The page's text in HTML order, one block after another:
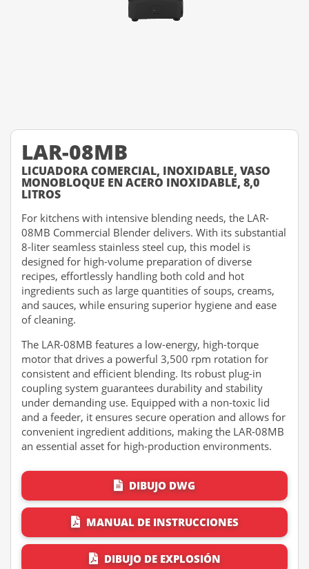
LAR-08MB
LICUADORA COMERCIAL, INOXIDABLE, VASO
MONOBLOQUE EN ACERO INOXIDABLE, 8,0
LITROS
For kitchens with intensive blending needs, the LAR-
08MB Commercial Blender delivers. With its substantial
8-liter seamless stainless steel cup, this model is
designed for high-volume preparation of diverse
recipes, effortlessly handling both cold and hot
ingredients such as large quantities of soups, creams,
and sauces, while ensuring superior hygiene and ease
of cleaning.
The LAR-08MB features a low-energy, high-torque
motor that drives a powerful 3,500 rpm rotation for
consistent and efficient blending. Its robust plug-in
coupling system guarantees durability and stability
under demanding use. Equipped with a non-toxic lid
and a feeder, it ensures secure operation and allows for
convenient ingredient additions, making the LAR-08MB
an essential asset for high-production environments.
DIBUJO DWG
MANUAL DE INSTRUCCIONES
DIBUJO DE EXPLOSIÓN